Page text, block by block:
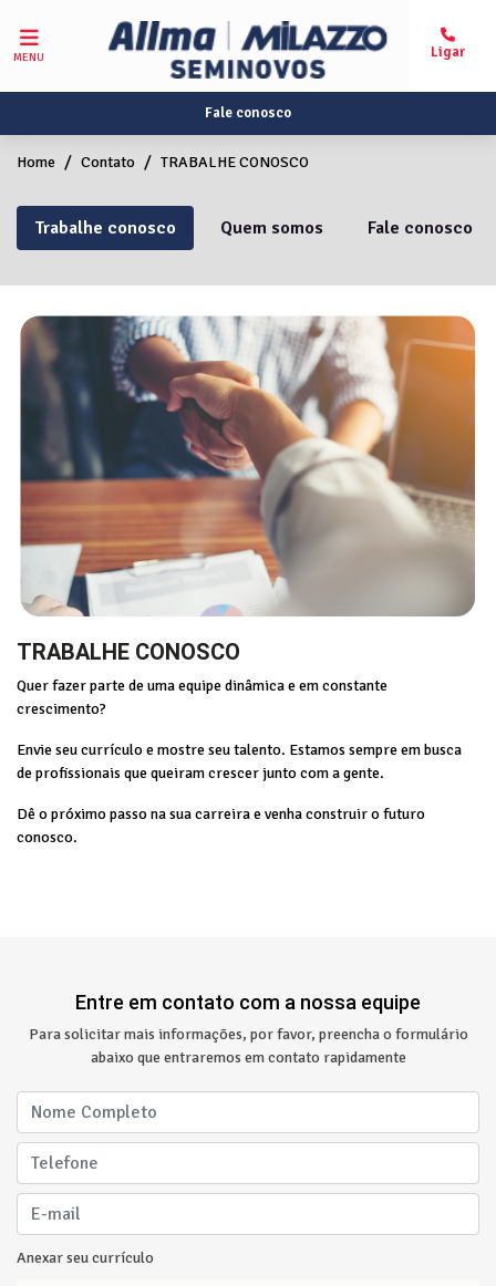
MENU
Fale conosco
Home Contato TRABALHE CONOSCO
Quem somos Fale conosco
Trabalhe conosco
TRABALHE CONOSCO
Quer fazer parte de uma equipe dinâmica e em constante
crescimento?
Envie seu currículo e mostre seu talento. Estamos sempre em busca
de profissionais que queiram crescer junto com a gente.
Dê o próximo passo na sua carreira e venha construir o futuro
conosco.
Entre em contato com a nossa equipe
Para solicitar mais informações, por favor, preencha o formulário
abaixo que entraremos em contato rapidamente
Anexar seu currículo